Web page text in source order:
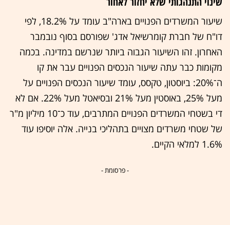
שיעור המשרדים הפנויים בארה"ב עומד על 18.2%, לפי
דו"ח של חברת קומרשיאל אדג' שפורסם בסוף נובמבר
האחרון. זהו השיעור הגבוה ביותר שנרשם במדינה. בכמה
מקומות כבר עתה שיעור הנכסים הפנויים עבר את קו
ה־20%: ביוסטון, טקסס, עומד שיעור הנכסים הפנויים על
מעל 25%, באוסטין מעל 21% ובסיאטל מעל 22%. אם לא
די בשטחי המשרדים הפנויים המתרבים, עוד כ־10 מיליון מ"ר
של שטחי משרדים מצויים בתהליכי בנייה. אלה יוסיפו עוד
1.6% למלאי הקיים.
- פרסומת -